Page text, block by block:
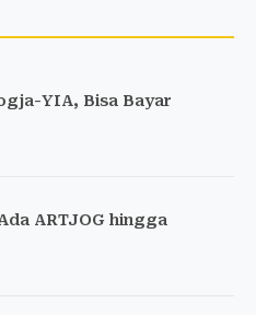
YIA, Bisa Bayar
ARTJOG hingga